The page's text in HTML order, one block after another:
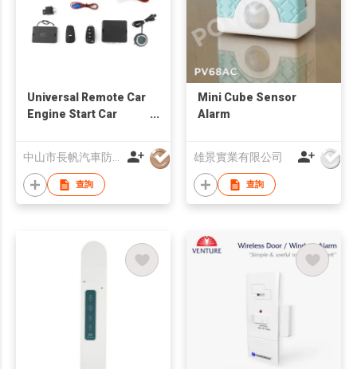
Universal Remote Car
Engine Start Car
中山市長帆汽車防盜器有限公司
查詢
Mini Cube Sensor
Alarm
雄景實業有限公司
查詢